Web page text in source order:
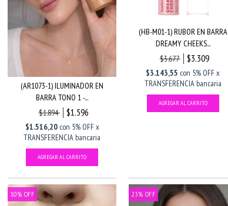
(AR1073-1) ILUMINADOR EN
BARRA TONO 1 -...
$1.894
$1.596
$1.516,20 con 5% OFF x
TRANSFERENCIA bancaria
(HB-M01-1) RUBOR EN BARRA
DREAMY CHEEKS...
$3.677
$3.309
$3.143,55 con 5% OFF x
TRANSFERENCIA bancaria
10% OFF 23% OFF